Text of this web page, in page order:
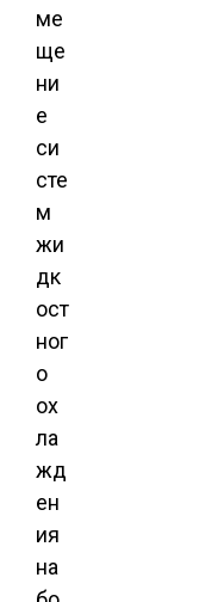
ме
ще
ни
е
си
сте
м
жи
дк
ост
ног
о
ох
ла
жд
ен
ия
на